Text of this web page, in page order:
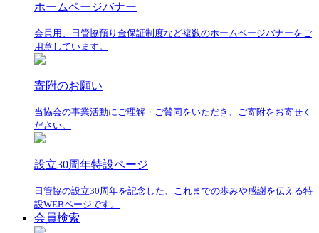
ホームページバナー
会員用、日管協預り金保証制度など複数のホームページバナーをご
用意しています。
寄附のお願い
当協会の事業活動にご理解・ご賛同をいただき、ご寄附をお寄せく
ださい。
設立30周年特設ページ
日管協の設立30周年を記念した、これまでの歩みや感謝を伝える特
設WEBページです。
会員検索